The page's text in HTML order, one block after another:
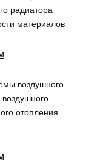
радиатора
материалов
воздушного
отопления